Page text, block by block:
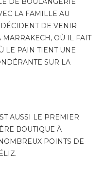
LA FAMILLE AU
DE VENIR
MARRAKECH, OÙ IL FAIT
LE PAIN TIENT UNE
SUR LA
AUSSI LE PREMIER
BOUTIQUE À
POINTS DE